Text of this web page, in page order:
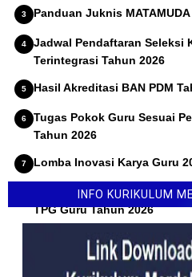
Panduan Juknis
Jadwal Pendaftaran Seleksi
Terintegrasi Tahun 2026
Hasil Akreditasi BAN PDM
Tugas Pokok Guru Sesuai
Tahun 2026
Lomba Inovasi Karya Guru
Permendikdasmen Nomor
TPG Guru Tahun 2026
INFO KURIKULUM